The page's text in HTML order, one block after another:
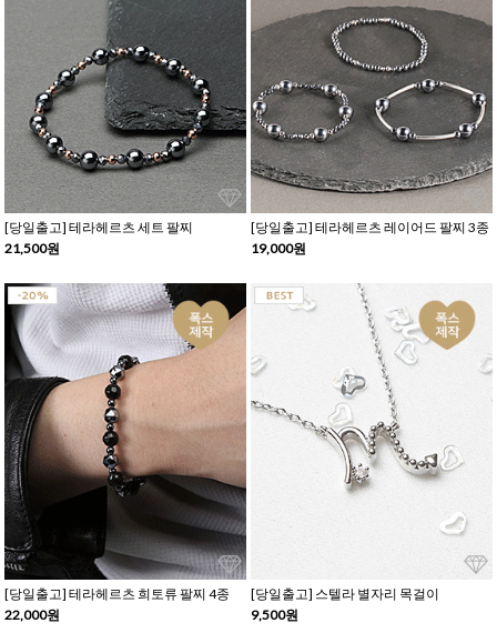
[당일출고] 테라헤르츠 세트 팔찌
21,500원
[당일출고] 테라헤르츠 레이어드 팔찌 3종
19,000원
[당일출고] 테라헤르츠 희토류 팔찌 4종
22,000원
[당일출고] 스텔라 별자리 목걸이
9,500원